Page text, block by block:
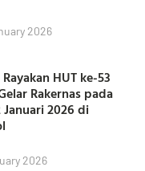
2026
Rayakan HUT ke-53
Rakernas pada
Januari 2026 di
2026